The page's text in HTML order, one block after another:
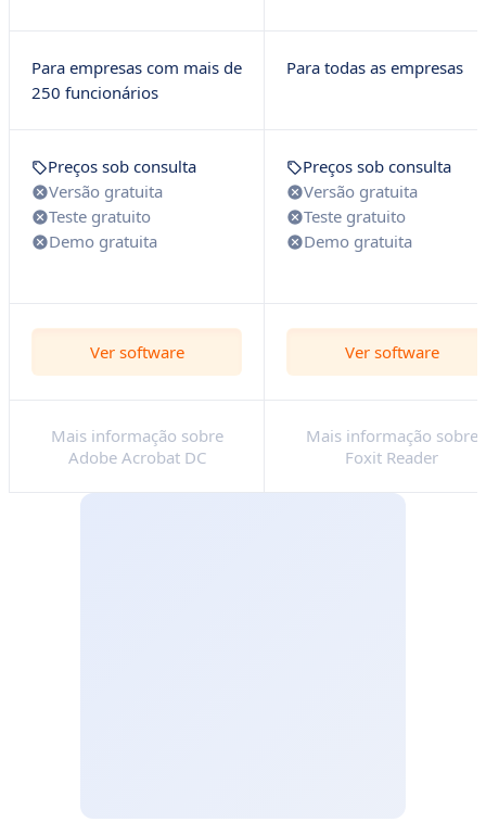
Para empresas com mais de
250 funcionários
Para todas as empresas
Preços sob consulta
Versão gratuita
Teste gratuito
Demo gratuita
Preços sob consulta
Versão gratuita
Teste gratuito
Demo gratuita
Ver software Ver software
Mais informação sobre
Adobe Acrobat DC
Mais informação sobre
Foxit Reader